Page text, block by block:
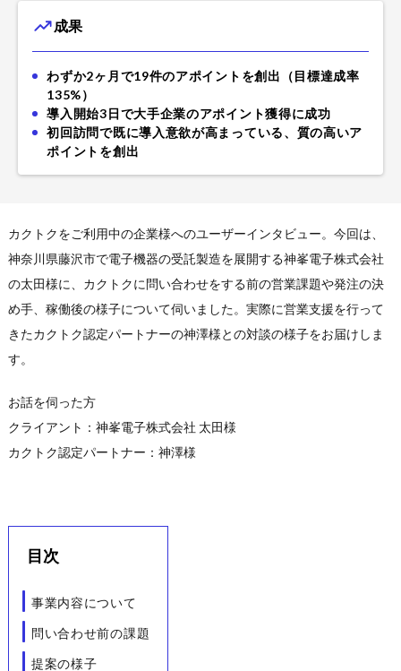
成果
わずか2ヶ月で19件のアポイントを創出（目標達成率
135%）
導入開始3日で大手企業のアポイント獲得に成功
初回訪問で既に導入意欲が高まっている、質の高いア
ポイントを創出
カクトクをご利用中の企業様へのユーザーインタビュー。今回は、
神奈川県藤沢市で電子機器の受託製造を展開する神峯電子株式会社
の太田様に、カクトクに問い合わせをする前の営業課題や発注の決
め手、稼働後の様子について伺いました。実際に営業支援を行って
きたカクトク認定パートナーの神澤様との対談の様子をお届けしま
す。
お話を伺った方
クライアント：神峯電子株式会社 太田様
カクトク認定パートナー：神澤様
目次
事業内容について
問い合わせ前の課題
提案の様子